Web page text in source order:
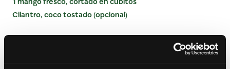
Cilantro, coco tostado (opcional)